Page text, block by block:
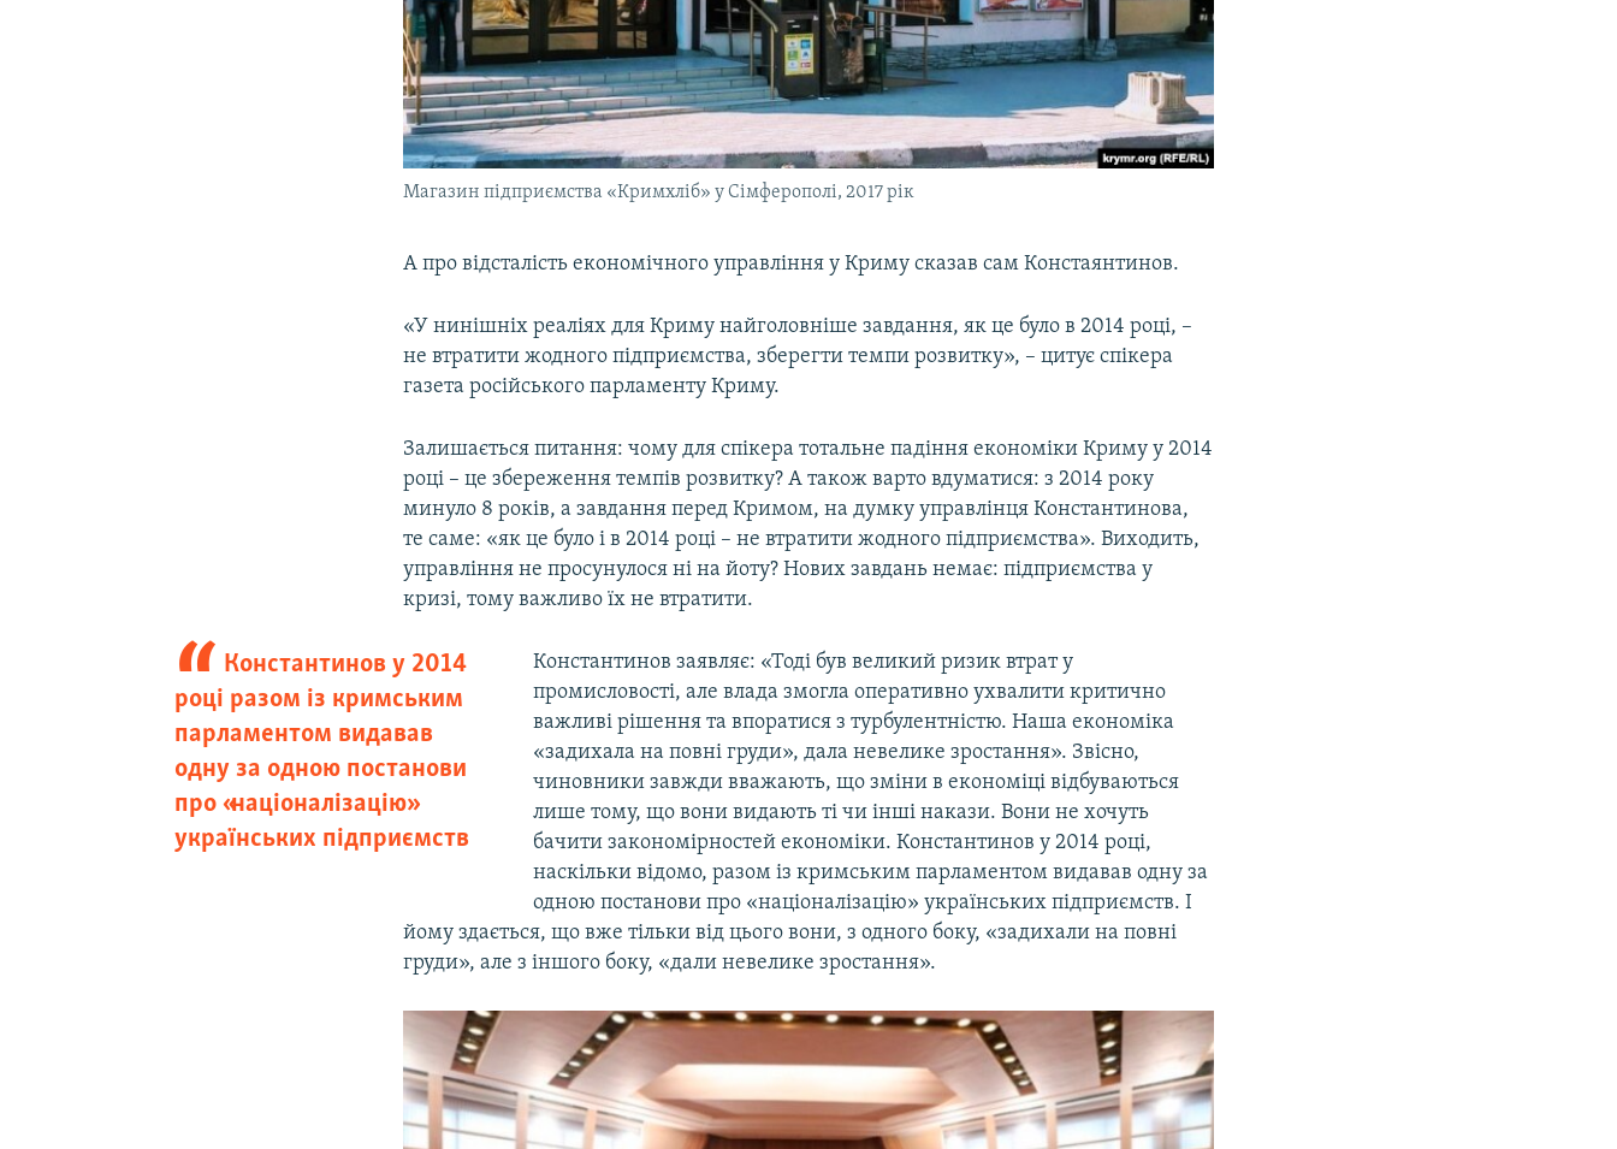
Магазин підприємства «Кримхліб» у Сімферополі, 2017 рік
А про відсталість економічного управління у Криму сказав сам Констаянтинов.
«У нинішніх реаліях для Криму найголовніше завдання, як це було в 2014 році, –
не втратити жодного підприємства, зберегти темпи розвитку», – цитує спікера
газета російського парламенту Криму.
Залишається питання: чому для спікера тотальне падіння економіки Криму у 2014
році – це збереження темпів розвитку? А також варто вдуматися: з 2014 року
минуло 8 років, а завдання перед Кримом, на думку управлінця Константинова,
те саме: «як це було і в 2014 році – не втратити жодного підприємства». Виходить,
управління не просунулося ні на йоту? Нових завдань немає: підприємства у
кризі, тому важливо їх не втратити.
Константинов у 2014
році разом із кримським
парламентом видавав
одну за одною постанови
про «націоналізацію»
українських підприємств
Константинов заявляє: «Тоді був великий ризик втрат у
промисловості, але влада змогла оперативно ухвалити критично
важливі рішення та впоратися з турбулентністю. Наша економіка
«задихала на повні груди», дала невелике зростання». Звісно,
чиновники завжди вважають, що зміни в економіці відбуваються
лише тому, що вони видають ті чи інші накази. Вони не хочуть
бачити закономірностей економіки. Константинов у 2014 році,
наскільки відомо, разом із кримським парламентом видавав одну за
одною постанови про «націоналізацію» українських підприємств. І
йому здається, що вже тільки від цього вони, з одного боку, «задихали на повні
груди», але з іншого боку, «дали невелике зростання».